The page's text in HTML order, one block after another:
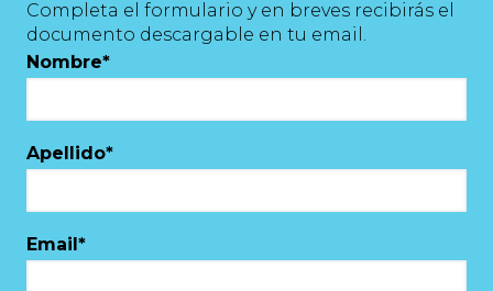
Completa el formulario y en breves recibirás el
documento descargable en tu email.
Nombre*
Apellido*
Email*